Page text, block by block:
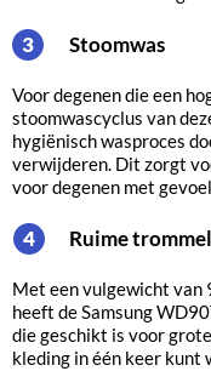
3 Stoomwas
Voor degenen die een
stoomwascyclus van
hygiënisch wasproces
verwijderen. Dit zorgt
voor degenen met
4 Ruime trommel
Met een vulgewicht van
heeft de Samsung
die geschikt is voor
kleding in één keer kunt